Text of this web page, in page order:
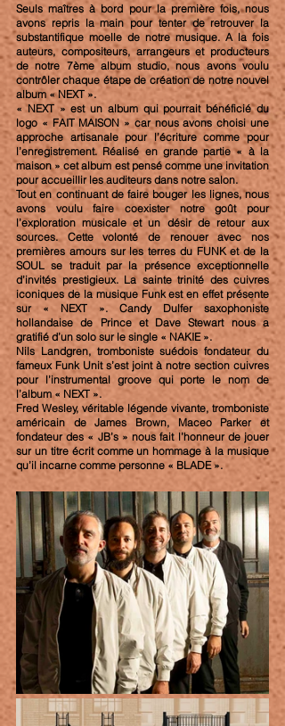
Seuls maîtres à bord pour la première fois, nous
avons repris la main pour tenter de retrouver la
substantifique moelle de notre musique. A la fois
auteurs, compositeurs, arrangeurs et producteurs
de notre 7ème album studio, nous avons voulu
contrôler chaque étape de création de notre nouvel
album « NEXT ».
« NEXT » est un album qui pourrait bénéficié du
logo « FAIT MAISON » car nous avons choisi une
approche artisanale pour l’écriture comme pour
l’enregistrement. Réalisé en grande partie « à la
maison » cet album est pensé comme une invitation
pour accueillir les auditeurs dans notre salon.
Tout en continuant de faire bouger les lignes, nous
avons voulu faire coexister notre goût pour
l’exploration musicale et un désir de retour aux
sources. Cette volonté de renouer avec nos
premières amours sur les terres du FUNK et de la
SOUL se traduit par la présence exceptionnelle
d’invités prestigieux. La sainte trinité des cuivres
iconiques de la musique Funk est en effet présente
sur « NEXT ». Candy Dulfer saxophoniste
hollandaise de Prince et Dave Stewart nous a
gratifié d’un solo sur le single « NAKIE ».
Nils Landgren, tromboniste suédois fondateur du
fameux Funk Unit s’est joint à notre section cuivres
pour l’instrumental groove qui porte le nom de
l’album « NEXT ».
Fred Wesley, véritable légende vivante, tromboniste
américain de James Brown, Maceo Parker et
fondateur des « JB’s » nous fait l’honneur de jouer
sur un titre écrit comme un hommage à la musique
qu’il incarne comme personne « BLADE ».